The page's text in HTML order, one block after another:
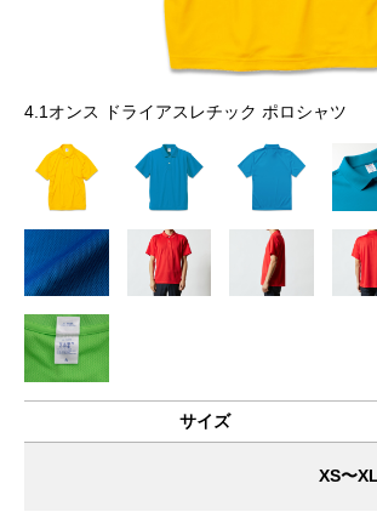
4.1オンス ドライアスレチック ポロシャツ
サイズ
XS〜XL